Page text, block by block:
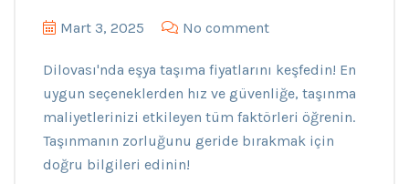
Mart 3, 2025 No comment
Dilovası'nda eşya taşıma fiyatlarını keşfedin! En
uygun seçeneklerden hız ve güvenliğe, taşınma
maliyetlerinizi etkileyen tüm faktörleri öğrenin.
Taşınmanın zorluğunu geride bırakmak için
doğru bilgileri edinin!